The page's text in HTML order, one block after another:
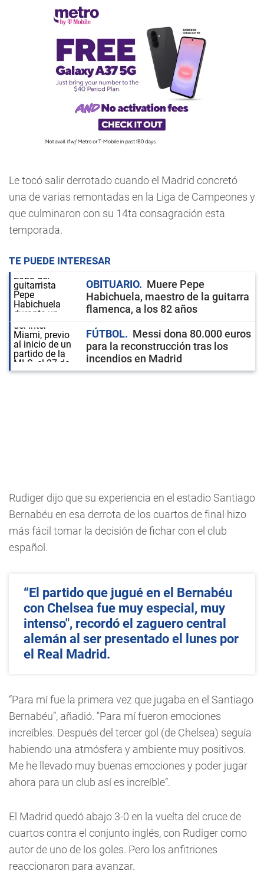
Le tocó salir derrotado cuando el Madrid concretó
una de varias remontadas en la Liga de Campeones y
que culminaron con su 14ta consagración esta
temporada.
TE PUEDE INTERESAR
OBITUARIO
Muere Pepe
Habichuela, maestro de la guitarra
flamenca, a los 82 años
FÚTBOL
Messi dona 80.000 euros
para la reconstrucción tras los
incendios en Madrid
Rudiger dijo que su experiencia en el estadio Santiago
Bernabéu en esa derrota de los cuartos de final hizo
más fácil tomar la decisión de fichar con el club
español.
“El partido que jugué en el Bernabéu
con Chelsea fue muy especial, muy
intenso", recordó el zaguero central
alemán al ser presentado el lunes por
el Real Madrid.
“Para mí fue la primera vez que jugaba en el Santiago
Bernabéu”, añadió. "Para mí fueron emociones
increíbles. Después del tercer gol (de Chelsea) seguía
habiendo una atmósfera y ambiente muy positivos.
Me he llevado muy buenas emociones y poder jugar
ahora para un club así es increíble”.
El Madrid quedó abajo 3-0 en la vuelta del cruce de
cuartos contra el conjunto inglés, con Rudiger como
autor de uno de los goles. Pero los anfitriones
reaccionaron para avanzar.